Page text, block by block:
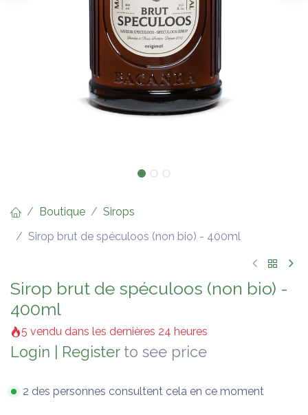
Boutique
Sirops
Sirop brut de spéculoos (non bio) - 400ml
Sirop brut de spéculoos (non bio) -
400ml
5 vendu dans les dernières 24 heures
Login Register to see price
2 des personnes consultent cela en ce moment